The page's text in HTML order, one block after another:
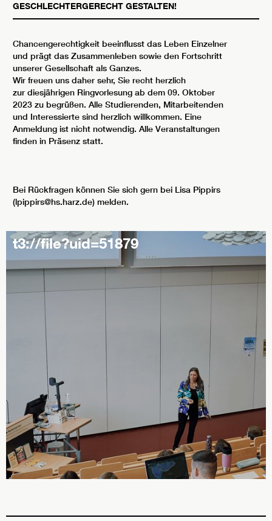
GESCHLECHTERGERECHT GESTALTEN!
Chancengerechtigkeit beeinflusst das Leben Einzelner
und prägt das Zusammenleben sowie den Fortschritt
unserer Gesellschaft als Ganzes.
Wir freuen uns daher sehr, Sie recht herzlich
zur diesjährigen Ringvorlesung ab dem 09. Oktober
2023 zu begrüßen. Alle Studierenden, Mitarbeitenden
und Interessierte sind herzlich willkommen. Eine
Anmeldung ist nicht notwendig. Alle Veranstaltungen
finden in Präsenz statt.
Bei Rückfragen können Sie sich gern bei Lisa Pippirs
(lpippirs@hs.harz.de) melden.
t3://file?uid=51879